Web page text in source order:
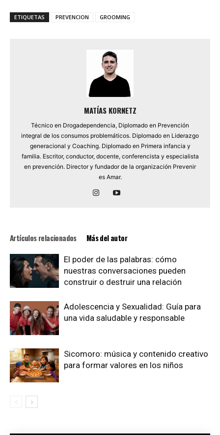
ETIQUETAS PREVENCION GROOMING
MATÍAS KORNETZ
Técnico en Drogadependencia, Diplomado en Prevención
integral de los consumos problemáticos. Diplomado en Liderazgo
generacional y Coaching. Diplomado en Primera infancia y
familia. Escritor, conductor, docente, conferencista y especialista
en prevención. Director y fundador de la organización Prevenir
es Amar.
Artículos relacionados Más del autor
El poder de las palabras: cómo
nuestras conversaciones pueden
construir o destruir una relación
Adolescencia y Sexualidad: Guía para
una vida saludable y responsable
Sicomoro: música y contenido creativo
para formar valores en los niños